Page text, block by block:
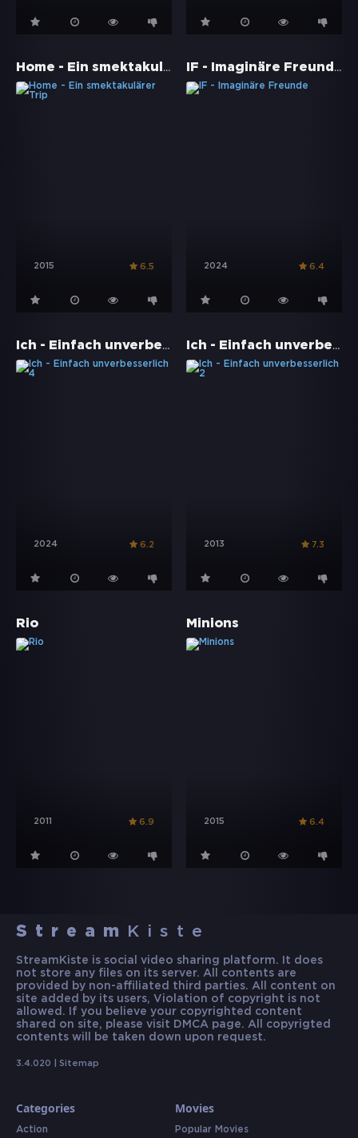
Home - Ein smektakulärer Trip
2015 6.5
IF - Imaginäre Freunde
2024 6.4
Ich - Einfach unverbesserlich 4
2024 6.2
Ich - Einfach unverbesserlich 2
2013 7.3
Rio
2011 6.9
Minions
2015 6.4
Stream Kiste
StreamKiste is social video sharing platform. It does
not store any files on its server. All contents are
provided by non-affiliated third parties. All content on
site added by its users, Violation of copyright is not
allowed. If you believe your copyrighted content
shared on site, please visit DMCA page. All copyrigted
contents will be taken down upon request.
3.4.020 | Sitemap
Categories
Action
Movies
Popular Movies